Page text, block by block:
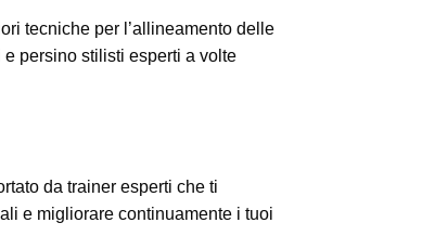
tecniche per l’allineamento delle
persino stilisti esperti a volte
da trainer esperti che ti
e migliorare continuamente i tuoi